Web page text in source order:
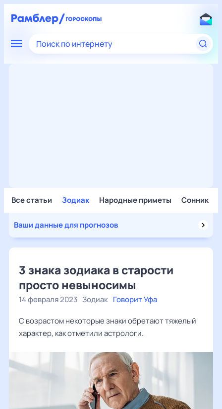
Поиск по интернету
Все статьи Зодиак Народные приметы Сонник
Ваши данные для прогнозов
3 знака зодиака в старости
просто невыносимы
14 февраля 2023 Зодиак Говорит Уфа
С возрастом некоторые знаки обретают тяжелый
характер, как отметили астрологи.